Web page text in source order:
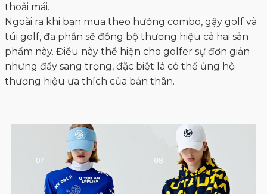
thoải mái.
Ngoài ra khi bạn mua theo hướng combo, gậy golf và
túi golf, đa phần sẽ đồng bộ thương hiệu cả hai sản
phẩm này. Điều này thể hiện cho golfer sự đơn giản
nhưng đầy sang trọng, đặc biệt là có thể ủng hộ
thương hiệu ưa thích của bản thân.